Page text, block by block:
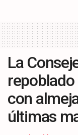
La
con
últimas